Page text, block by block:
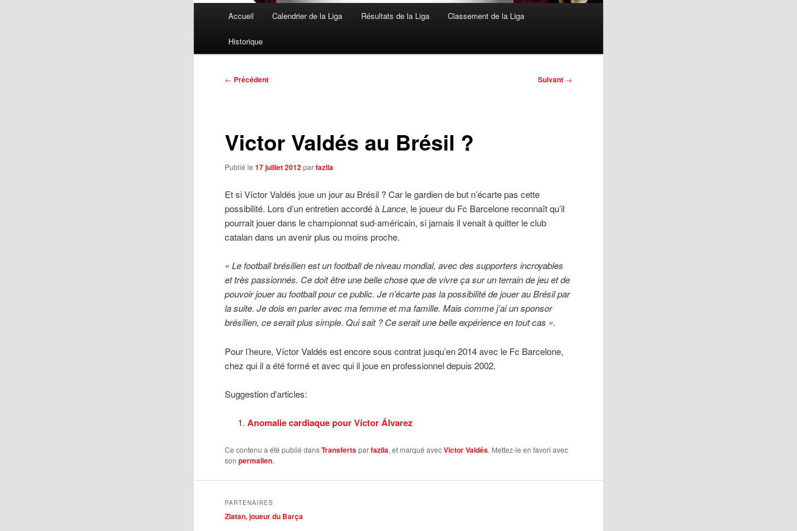
Accueil Calendrier de la Liga Résultats de la Liga Classement de la Liga
Historique
Navigation
← Précédent Suivant →
Victor Valdés au Brésil ?
Publié le17 juillet 2012 parfazila
Et si Víctor Valdés joue un jour au Brésil ? Car le gardien de but n’écarte pas cette
possibilité. Lors d’un entretien accordé àLance, le joueur du Fc Barcelone reconnaît qu’il
pourrait jouer dans le championnat sud-américain, si jamais il venait à quitter le club
catalan dans un avenir plus ou moins proche.
« Le football brésilien est un football de niveau mondial, avec des supporters incroyables
et très passionnés. Ce doit être une belle chose que de vivre ça sur un terrain de jeu et de
pouvoir jouer au football pour ce public. Je n’écarte pas la possibilité de jouer au Brésil par
la suite. Je dois en parler avec ma femme et ma famille. Mais comme j’ai un sponsor
brésilien, ce serait plus simple. Qui sait ? Ce serait une belle expérience en tout cas ».
Pour l’heure, Víctor Valdés est encore sous contrat jusqu’en 2014 avec le Fc Barcelone,
chez qui il a été formé et avec qui il joue en professionnel depuis 2002.
Suggestion d'articles:
Anomalie cardiaque pour Víctor Álvarez
Ce contenu a été publié dansTransfertsparfazila, et marqué avecVictor Valdés. Mettez-le en favori avec
sonpermalien.
PARTENAIRES
Zlatan, joueur du Barça